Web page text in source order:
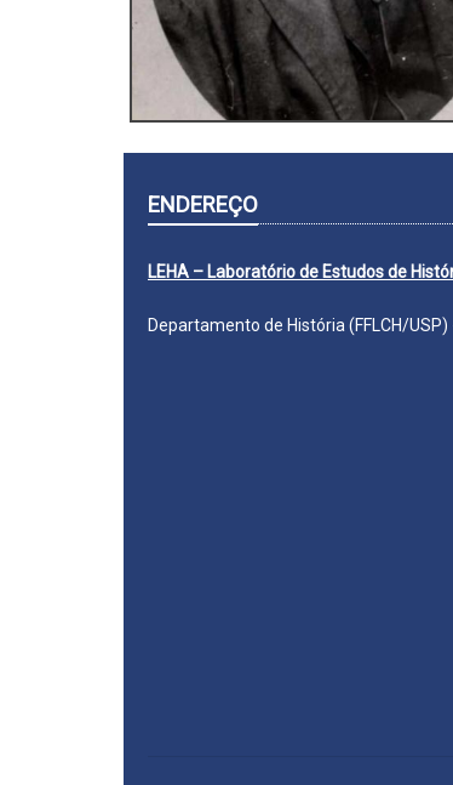
ENDEREÇO
LEHA – Laboratório de Estudos de
Departamento de História (FFLCH/